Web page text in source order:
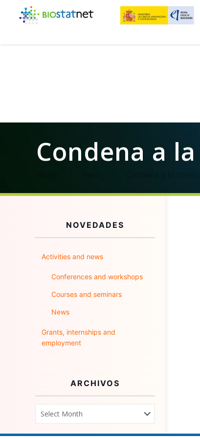
Condena a
NOVEDADES
Activities and news
Conferences and workshops
Courses and seminars
News
Grants, internships and
employment
ARCHIVOS